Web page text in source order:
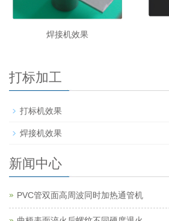
焊接机效果
打标加工
打标机效果
焊接机效果
新闻中心
PVC管双面高周波同时加热通管机